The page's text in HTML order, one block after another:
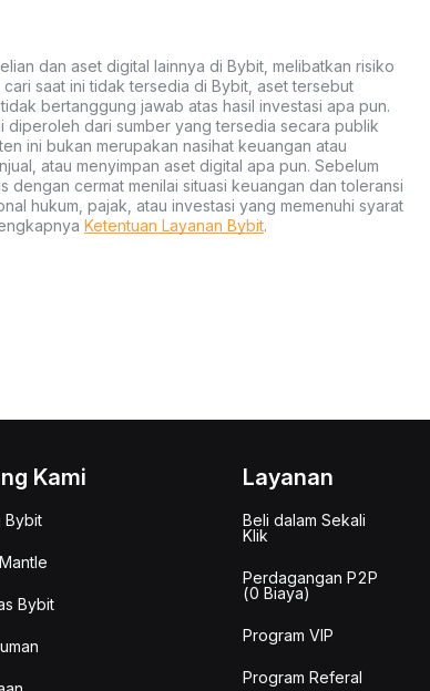
dan aset digital lainnya di Bybit, melibatkan risiko
saat ini tidak tersedia di Bybit, aset tersebut
bertanggung jawab atas hasil investasi apa pun.
diperoleh dari sumber yang tersedia secara publik
ini bukan merupakan nasihat keuangan atau
atau menyimpan aset digital apa pun. Sebelum
dengan cermat menilai situasi keuangan dan toleransi
hukum, pajak, atau investasi yang memenuhi syarat
Ketentuan Layanan Bybit.
Kami
Bybit
Bybit
Layanan
Beli dalam Sekali
Klik
Perdagangan P2P
(0 Biaya)
Program VIP
Program Referal